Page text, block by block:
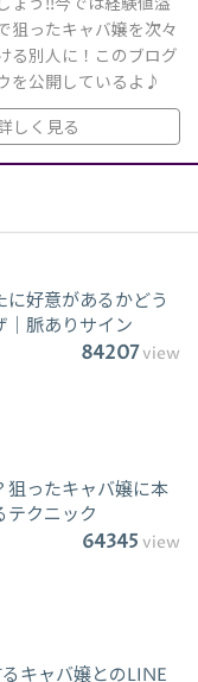
ょう!!今では経験値溢
狙ったキャバ嬢を次々
る別人に！このブログ
を公開しているよ♪
しく見る
好意があるかどう
｜脈ありサイン
84207view
狙ったキャバ嬢に本
テクニック
64345 view
キャバ嬢とのLINE